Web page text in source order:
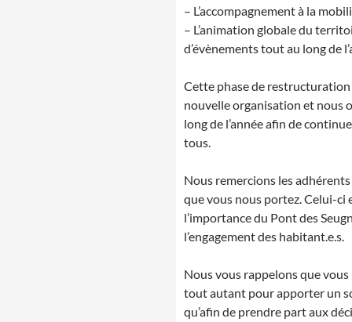
– L’accompagnement à la
– L’animation globale du
d’évènements tout au long de
Cette phase de
nouvelle organisation et nous
long de l’année afin de
tous.
Nous remercions les
que vous nous portez. Celui-
l’importance du Pont des
l’engagement des habitant.e.s.
Nous vous rappelons que vous
tout autant pour apporter un
qu’afin de prendre part aux